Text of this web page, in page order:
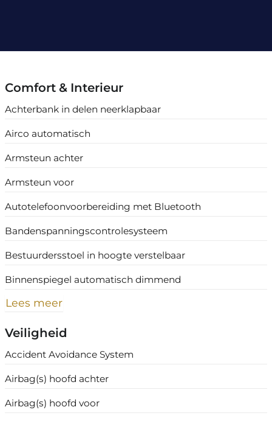
Comfort & Interieur
Achterbank in delen neerklapbaar
Airco automatisch
Armsteun achter
Armsteun voor
Autotelefoonvoorbereiding met Bluetooth
Bandenspanningscontrolesysteem
Bestuurdersstoel in hoogte verstelbaar
Binnenspiegel automatisch dimmend
Lees meer
Veiligheid
Accident Avoidance System
Airbag(s) hoofd achter
Airbag(s) hoofd voor